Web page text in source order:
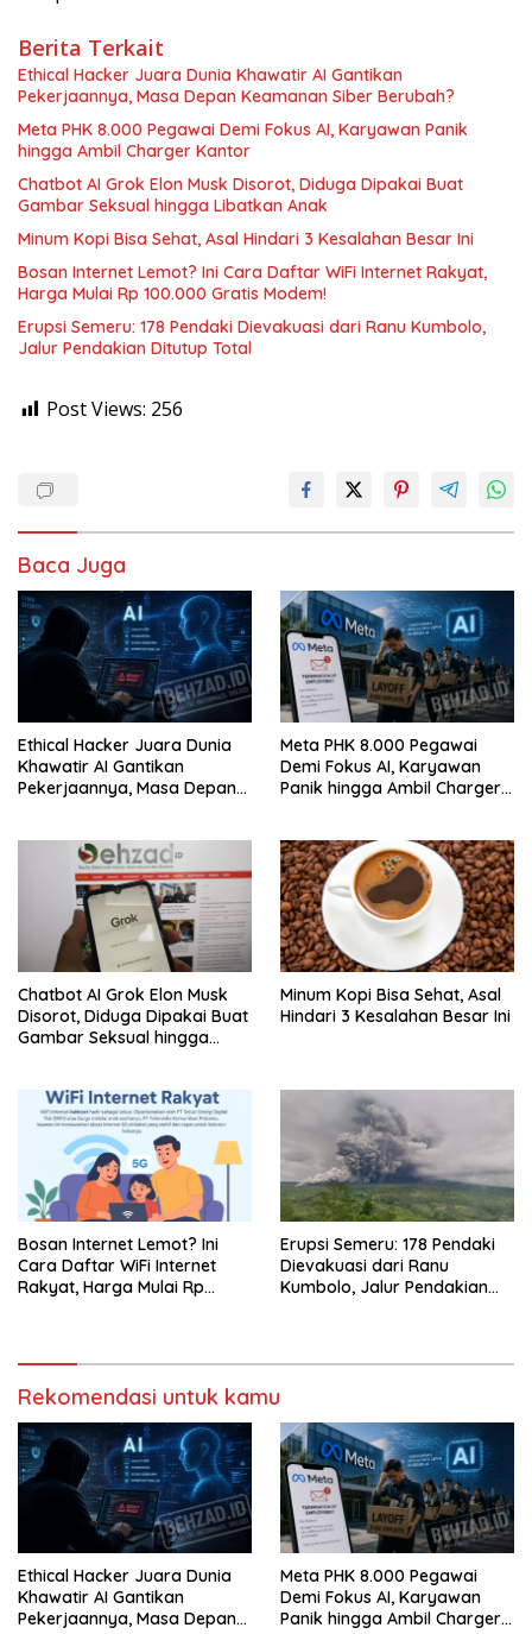
Berita Terkait
Ethical Hacker Juara Dunia Khawatir AI Gantikan
Pekerjaannya, Masa Depan Keamanan Siber Berubah?
Meta PHK 8.000 Pegawai Demi Fokus AI, Karyawan Panik
hingga Ambil Charger Kantor
Chatbot AI Grok Elon Musk Disorot, Diduga Dipakai Buat
Gambar Seksual hingga Libatkan Anak
Minum Kopi Bisa Sehat, Asal Hindari 3 Kesalahan Besar Ini
Bosan Internet Lemot? Ini Cara Daftar WiFi Internet Rakyat,
Harga Mulai Rp 100.000 Gratis Modem!
Erupsi Semeru: 178 Pendaki Dievakuasi dari Ranu Kumbolo,
Jalur Pendakian Ditutup Total
Post Views: 256
Baca Juga
Ethical Hacker Juara Dunia
Khawatir AI Gantikan
Pekerjaannya, Masa Depan
Meta PHK 8.000 Pegawai
Demi Fokus AI, Karyawan
Panik hingga Ambil Charger
Chatbot AI Grok Elon Musk
Disorot, Diduga Dipakai Buat
Gambar Seksual hingga
Minum Kopi Bisa Sehat, Asal
Hindari 3 Kesalahan Besar Ini
Bosan Internet Lemot? Ini
Cara Daftar WiFi Internet
Rakyat, Harga Mulai Rp
Erupsi Semeru: 178 Pendaki
Dievakuasi dari Ranu
Kumbolo, Jalur Pendakian
Rekomendasi untuk kamu
Ethical Hacker Juara Dunia
Khawatir AI Gantikan
Pekerjaannya, Masa Depan
Meta PHK 8.000 Pegawai
Demi Fokus AI, Karyawan
Panik hingga Ambil Charger